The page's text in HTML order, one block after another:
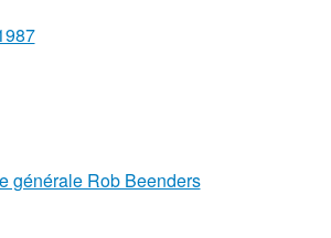
générale Rob Beenders